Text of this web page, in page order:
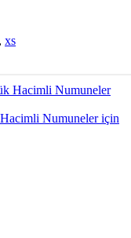
xs
Numuneler için